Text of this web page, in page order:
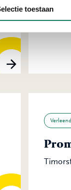
toestaan
Verleend